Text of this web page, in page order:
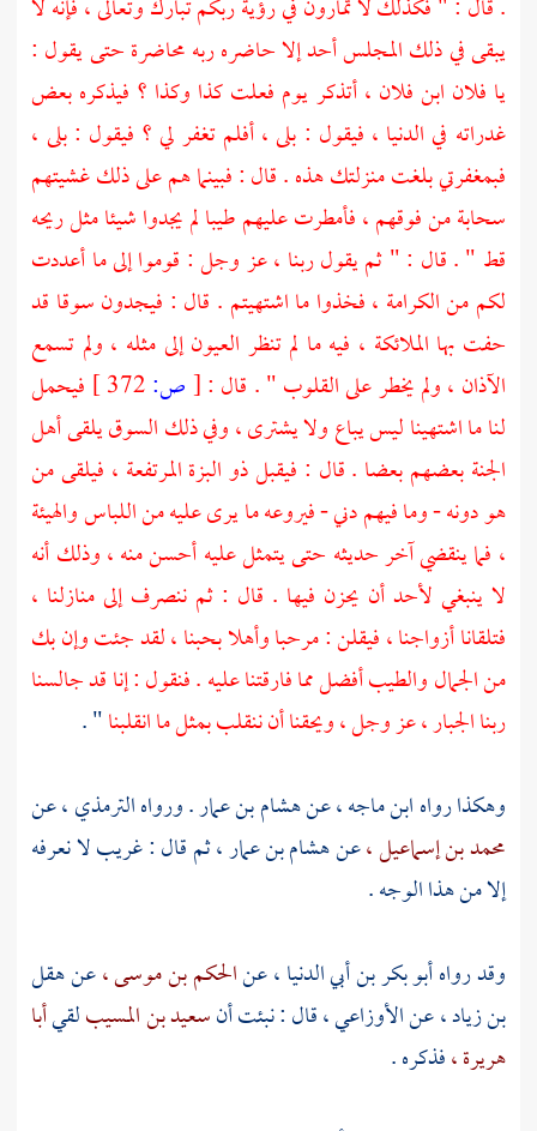
. قال : " فكذلك لا تمارون في رؤية ربكم تبارك وتعالى ، فإنه لا
يبقى في ذلك المجلس أحد إلا حاضره ربه محاضرة حتى يقول :
يا فلان ابن فلان ، أتذكر يوم فعلت كذا وكذا ؟ فيذكره بعض
غدراته في الدنيا ، فيقول : بلى ، أفلم تغفر لي ؟ فيقول : بلى ،
فبمغفرتي بلغت منزلتك هذه . قال : فبينما هم على ذلك غشيتهم
سحابة من فوقهم ، فأمطرت عليهم طيبا لم يجدوا شيئا مثل ريحه
قط " . قال : " ثم يقول ربنا ، عز وجل : قوموا إلى ما أعددت
لكم من الكرامة ، فخذوا ما اشتهيتم . قال : فيجدون سوقا قد
حفت بها الملائكة ، فيه ما لم تنظر العيون إلى مثله ، ولم تسمع
الآذان ، ولم يخطر على القلوب " . قال :[ص:
فيحمل
لنا ما اشتهينا ليس يباع ولا يشترى ، وفي ذلك السوق يلقى أهل
الجنة بعضهم بعضا . قال : فيقبل ذو البزة المرتفعة ، فيلقى من
هو دونه - وما فيهم دني - فيروعه ما يرى عليه من اللباس والهيئة
، فما ينقضي آخر حديثه حتى يتمثل عليه أحسن منه ، وذلك أنه
لا ينبغي لأحد أن يحزن فيها . قال : ثم ننصرف إلى منازلنا ،
فتلقانا أزواجنا ، فيقلن : مرحبا وأهلا بحبنا ، لقد جئت وإن بك
من الجمال والطيب أفضل مما فارقتنا عليه . فنقول : إنا قد جالسنا
ربنا الجبار ، عز وجل ، ويحقنا أن ننقلب بمثل ما انقلبنا" .
وهكذا رواهابن ماجه ،عنهشام بن عمار. ورواهالترمذي، عن
محمد بن إسماعيل ،عنهشام بن عمار، ثم قال : غريب لا نعرفه
إلا من هذا الوجه .
وقد رواهأبو بكر بن أبي الدنيا، عنالحكم بن موسى ،عنهقل
بن زياد ،عنالأوزاعي ،قال : نبئت أنسعيد بن المسيبلقيأبا
هريرة ،فذكره .